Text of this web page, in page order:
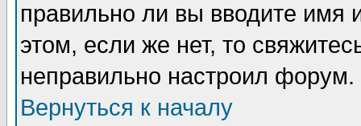
правильно ли вы вводите
этом, если же нет, то
неправильно настроил форум.
Вернуться к началу